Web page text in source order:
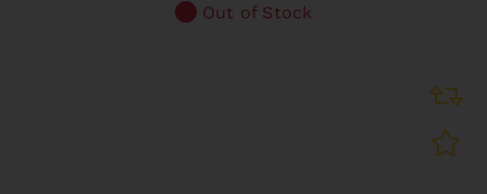
Out of Stock